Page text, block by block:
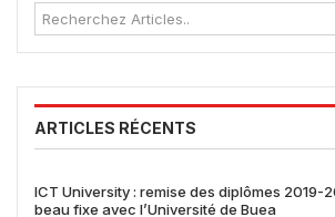
ARTICLES RÉCENTS
ICT University : remise des diplômes 2019-
beau fixe avec l’Université de Buea